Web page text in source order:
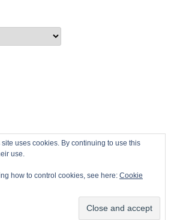
Stolz präsentiert von WordPress
uses cookies. By continuing to use this
use.
how to control cookies, see here: Cookie